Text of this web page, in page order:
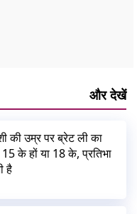
और देखें
की उम्र पर ब्रेट ली का
15 के हों या 18 के, प्रतिभा
है